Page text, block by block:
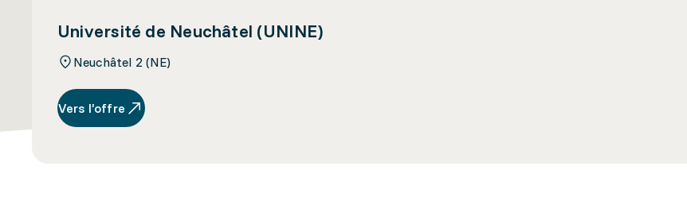
Université de Neuchâtel (UNINE)
Neuchâtel 2 (NE)
Vers l’offre